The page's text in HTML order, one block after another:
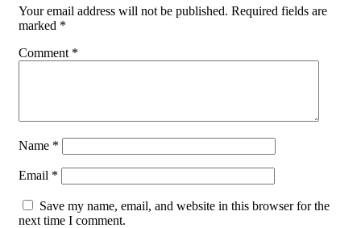
Your email address will not be published. Required fields are
marked *
Comment *
Name *
Email *
Save my name, email, and website in this browser for the
next time I comment.